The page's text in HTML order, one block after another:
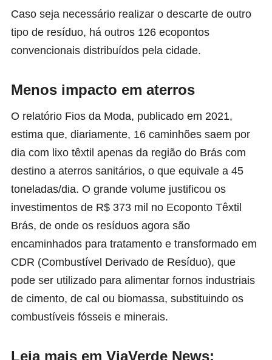
Caso seja necessário realizar o descarte de outro
tipo de resíduo, há outros 126 ecopontos
convencionais distribuídos pela cidade.
Menos impacto em aterros
O relatório Fios da Moda, publicado em 2021,
estima que, diariamente, 16 caminhões saem por
dia com lixo têxtil apenas da região do Brás com
destino a aterros sanitários, o que equivale a 45
toneladas/dia. O grande volume justificou os
investimentos de R$ 373 mil no Ecoponto Têxtil
Brás, de onde os resíduos agora são
encaminhados para tratamento e transformado em
CDR (Combustível Derivado de Resíduo), que
pode ser utilizado para alimentar fornos industriais
de cimento, de cal ou biomassa, substituindo os
combustíveis fósseis e minerais.
Leia mais em ViaVerde News: